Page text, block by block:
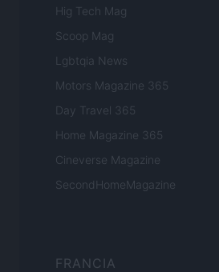
Hig Tech Mag
Scoop Mag
Lgbtqia News
Motors Magazine 365
Day Travel 365
Home Magazine 365
Cineverse Magazine
SecondHomeMagazine
FRANCIA